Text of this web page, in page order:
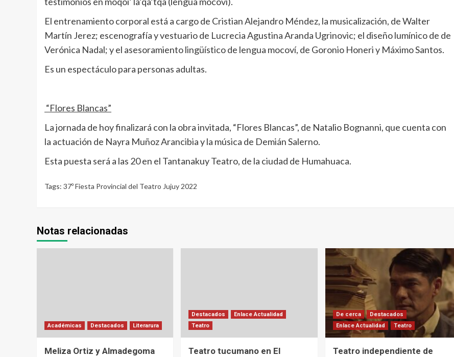
El entrenamiento corporal está a cargo de Cristian Alejandro Méndez, la musicalización, de Walter
Martín Jerez; escenografía y vestuario de Lucrecia Agustina Aranda Ugrinovic; el diseño lumínico de de
Verónica Nadal; y el asesoramiento lingüístico de lengua mocoví, de Goronio Honeri y Máximo Santos.
Es un espectáculo para personas adultas.
“Flores Blancas”
La jornada de hoy finalizará con la obra invitada, “Flores Blancas”, de Natalio Bognanni, que cuenta con
la actuación de Nayra Muñoz Arancibia y la música de Demián Salerno.
Esta puesta será a las 20 en el Tantanakuy Teatro, de la ciudad de Humahuaca.
Tags: 37º Fiesta Provincial del Teatro Jujuy 2022
Notas relacionadas
Académicas Destacados Literarura
Meliza Ortiz y Almadegoma
Destacados
Enlace Actualidad
Teatro
Teatro tucumano en El
De cerca
Destacados
Enlace Actualidad
Teatro
Teatro independiente de